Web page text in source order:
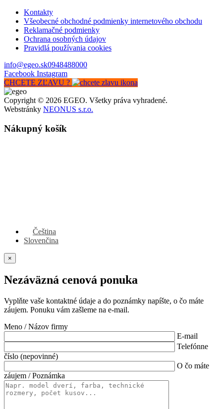
Kontakty
Všeobecné obchodné podmienky internetového obchodu
Reklamačné podmienky
Ochrana osobných údajov
Pravidlá používania cookies
info@egeo.sk0948488000
Facebook Instagram
CHCETE ZĽAVU ?
Copyright © 2026 EGEO. Všetky práva vyhradené.
Webstránky NEONUS s.r.o.
Nákupný košík
Čeština
Slovenčina
×
Nezáväzná cenová ponuka
Vyplňte vaše kontaktné údaje a do poznámky napíšte, o čo máte
záujem. Ponuku vám zašleme na e-mail.
Meno / Názov firmy
E-mail
Telefónne
číslo (nepovinné)
O čo máte
záujem / Poznámka